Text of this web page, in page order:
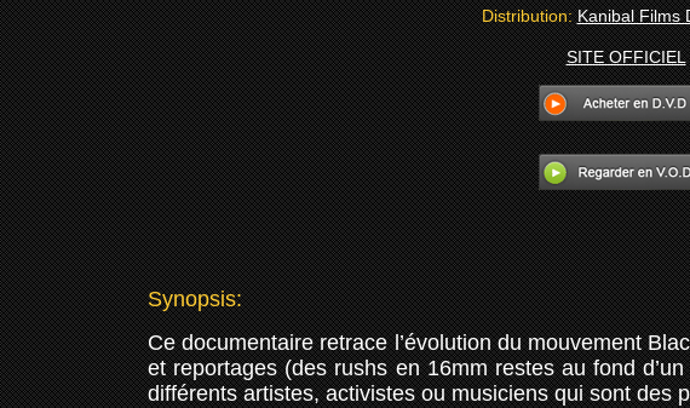
Distribution:Kanibal Films
SITE OFFICIEL
Synopsis:
Ce documentaire retrace l’évolution du mouvement
et reportages (des rushs en 16mm restes au fond
différents artistes, activistes ou musiciens qui sont des